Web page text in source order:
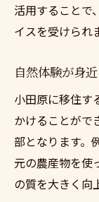
活用することで
イスを受けられ
自然体験が身
小田原に移住す
かけることがで
部となります。
元の農産物を使
の質を大きく向